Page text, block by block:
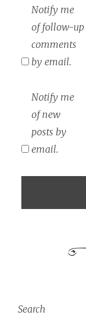
Notify me
of follow-up
comments
by email.
Notify me
of new
posts by
email.
Search